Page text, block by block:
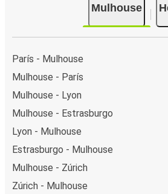
Mulhouse
París - Mulhouse
Mulhouse - París
Mulhouse - Lyon
Mulhouse - Estrasburgo
Lyon - Mulhouse
Estrasburgo - Mulhouse
Mulhouse - Zúrich
Zúrich - Mulhouse